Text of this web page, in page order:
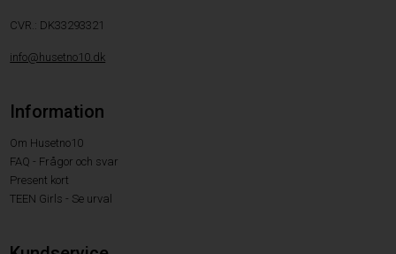
CVR.: DK33293321
info@husetno10.dk
Information
Om Husetno10
FAQ - Frågor och svar
Present kort
TEEN Girls - Se urval